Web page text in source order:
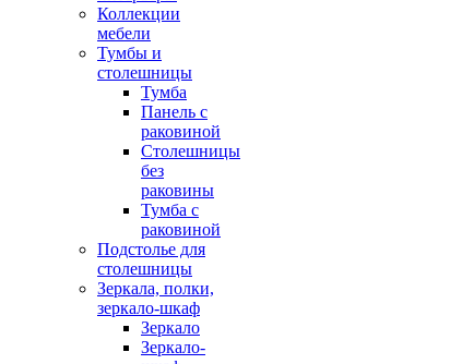
Коллекции
мебели
Тумбы и
столешницы
Тумба
Панель с
раковиной
Столешницы
без
раковины
Тумба с
раковиной
Подстолье для
столешницы
Зеркала, полки,
зеркало-шкаф
Зеркало
Зеркало-